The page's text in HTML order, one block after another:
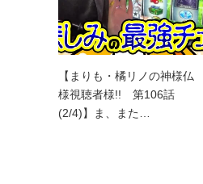
【まりも・橘リノの神様仏
様視聴者様!! 第106話
(2/4)】ま、また…